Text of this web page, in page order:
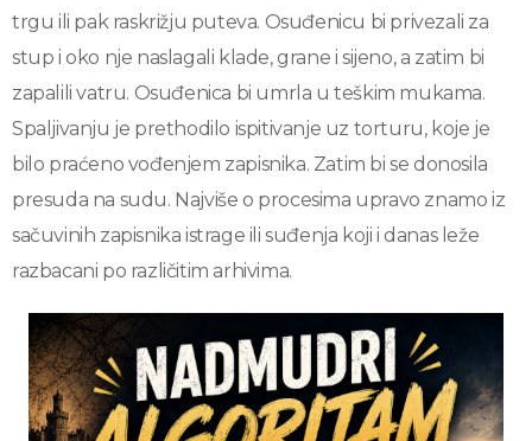
trgu ili pak raskrižju puteva. Osuđenicu bi privezali za
stup i oko nje naslagali klade, grane i sijeno, a zatim bi
zapalili vatru. Osuđenica bi umrla u teškim mukama.
Spaljivanju je prethodilo ispitivanje uz torturu, koje je
bilo praćeno vođenjem zapisnika. Zatim bi se donosila
presuda na sudu. Najviše o procesima upravo znamo iz
sačuvinih zapisnika istrage ili suđenja koji i danas leže
razbacani po različitim arhivima.